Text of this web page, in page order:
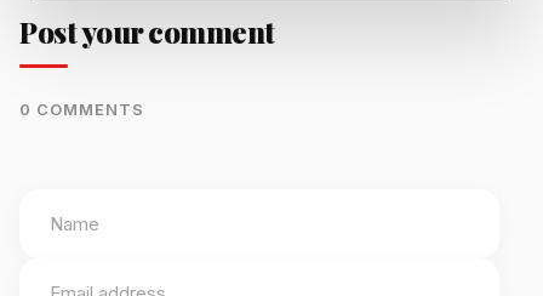
Post your comment
0 COMMENTS